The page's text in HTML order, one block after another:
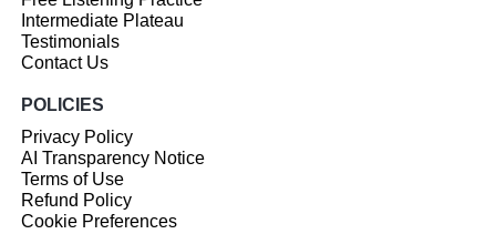
Intermediate Plateau
Testimonials
Contact Us
POLICIES
Privacy Policy
AI Transparency Notice
Terms of Use
Refund Policy
Cookie Preferences